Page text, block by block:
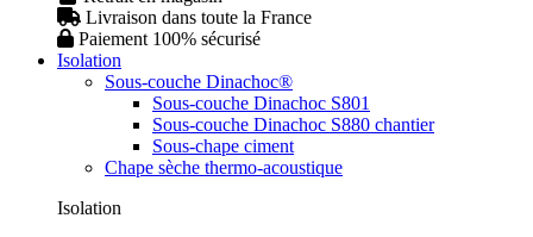
Livraison dans toute la France
Paiement 100% sécurisé
Isolation
Sous-couche Dinachoc®
Sous-couche Dinachoc S801
Sous-couche Dinachoc S880 chantier
Sous-chape ciment
Chape sèche thermo-acoustique
Isolation